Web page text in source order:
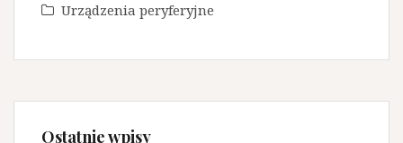
Urządzenia peryferyjne
Ostatnie wpisy